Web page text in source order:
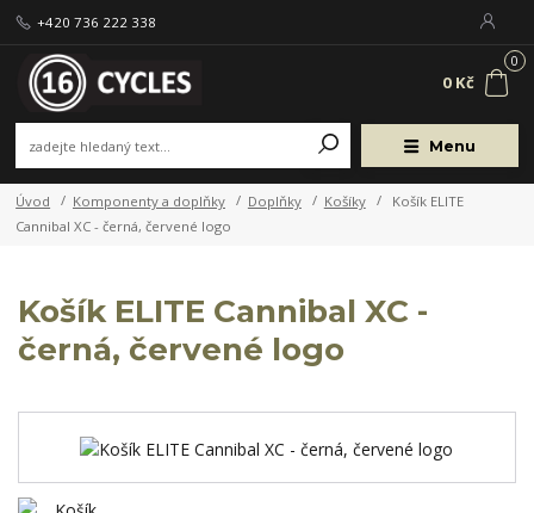
Menu
+420 736 222 338
0
0 Kč
Úvod Komponenty a doplňky Doplňky Košíky
Košík ELITE
Cannibal XC - černá, červené logo
Košík ELITE Cannibal XC -
černá, červené logo